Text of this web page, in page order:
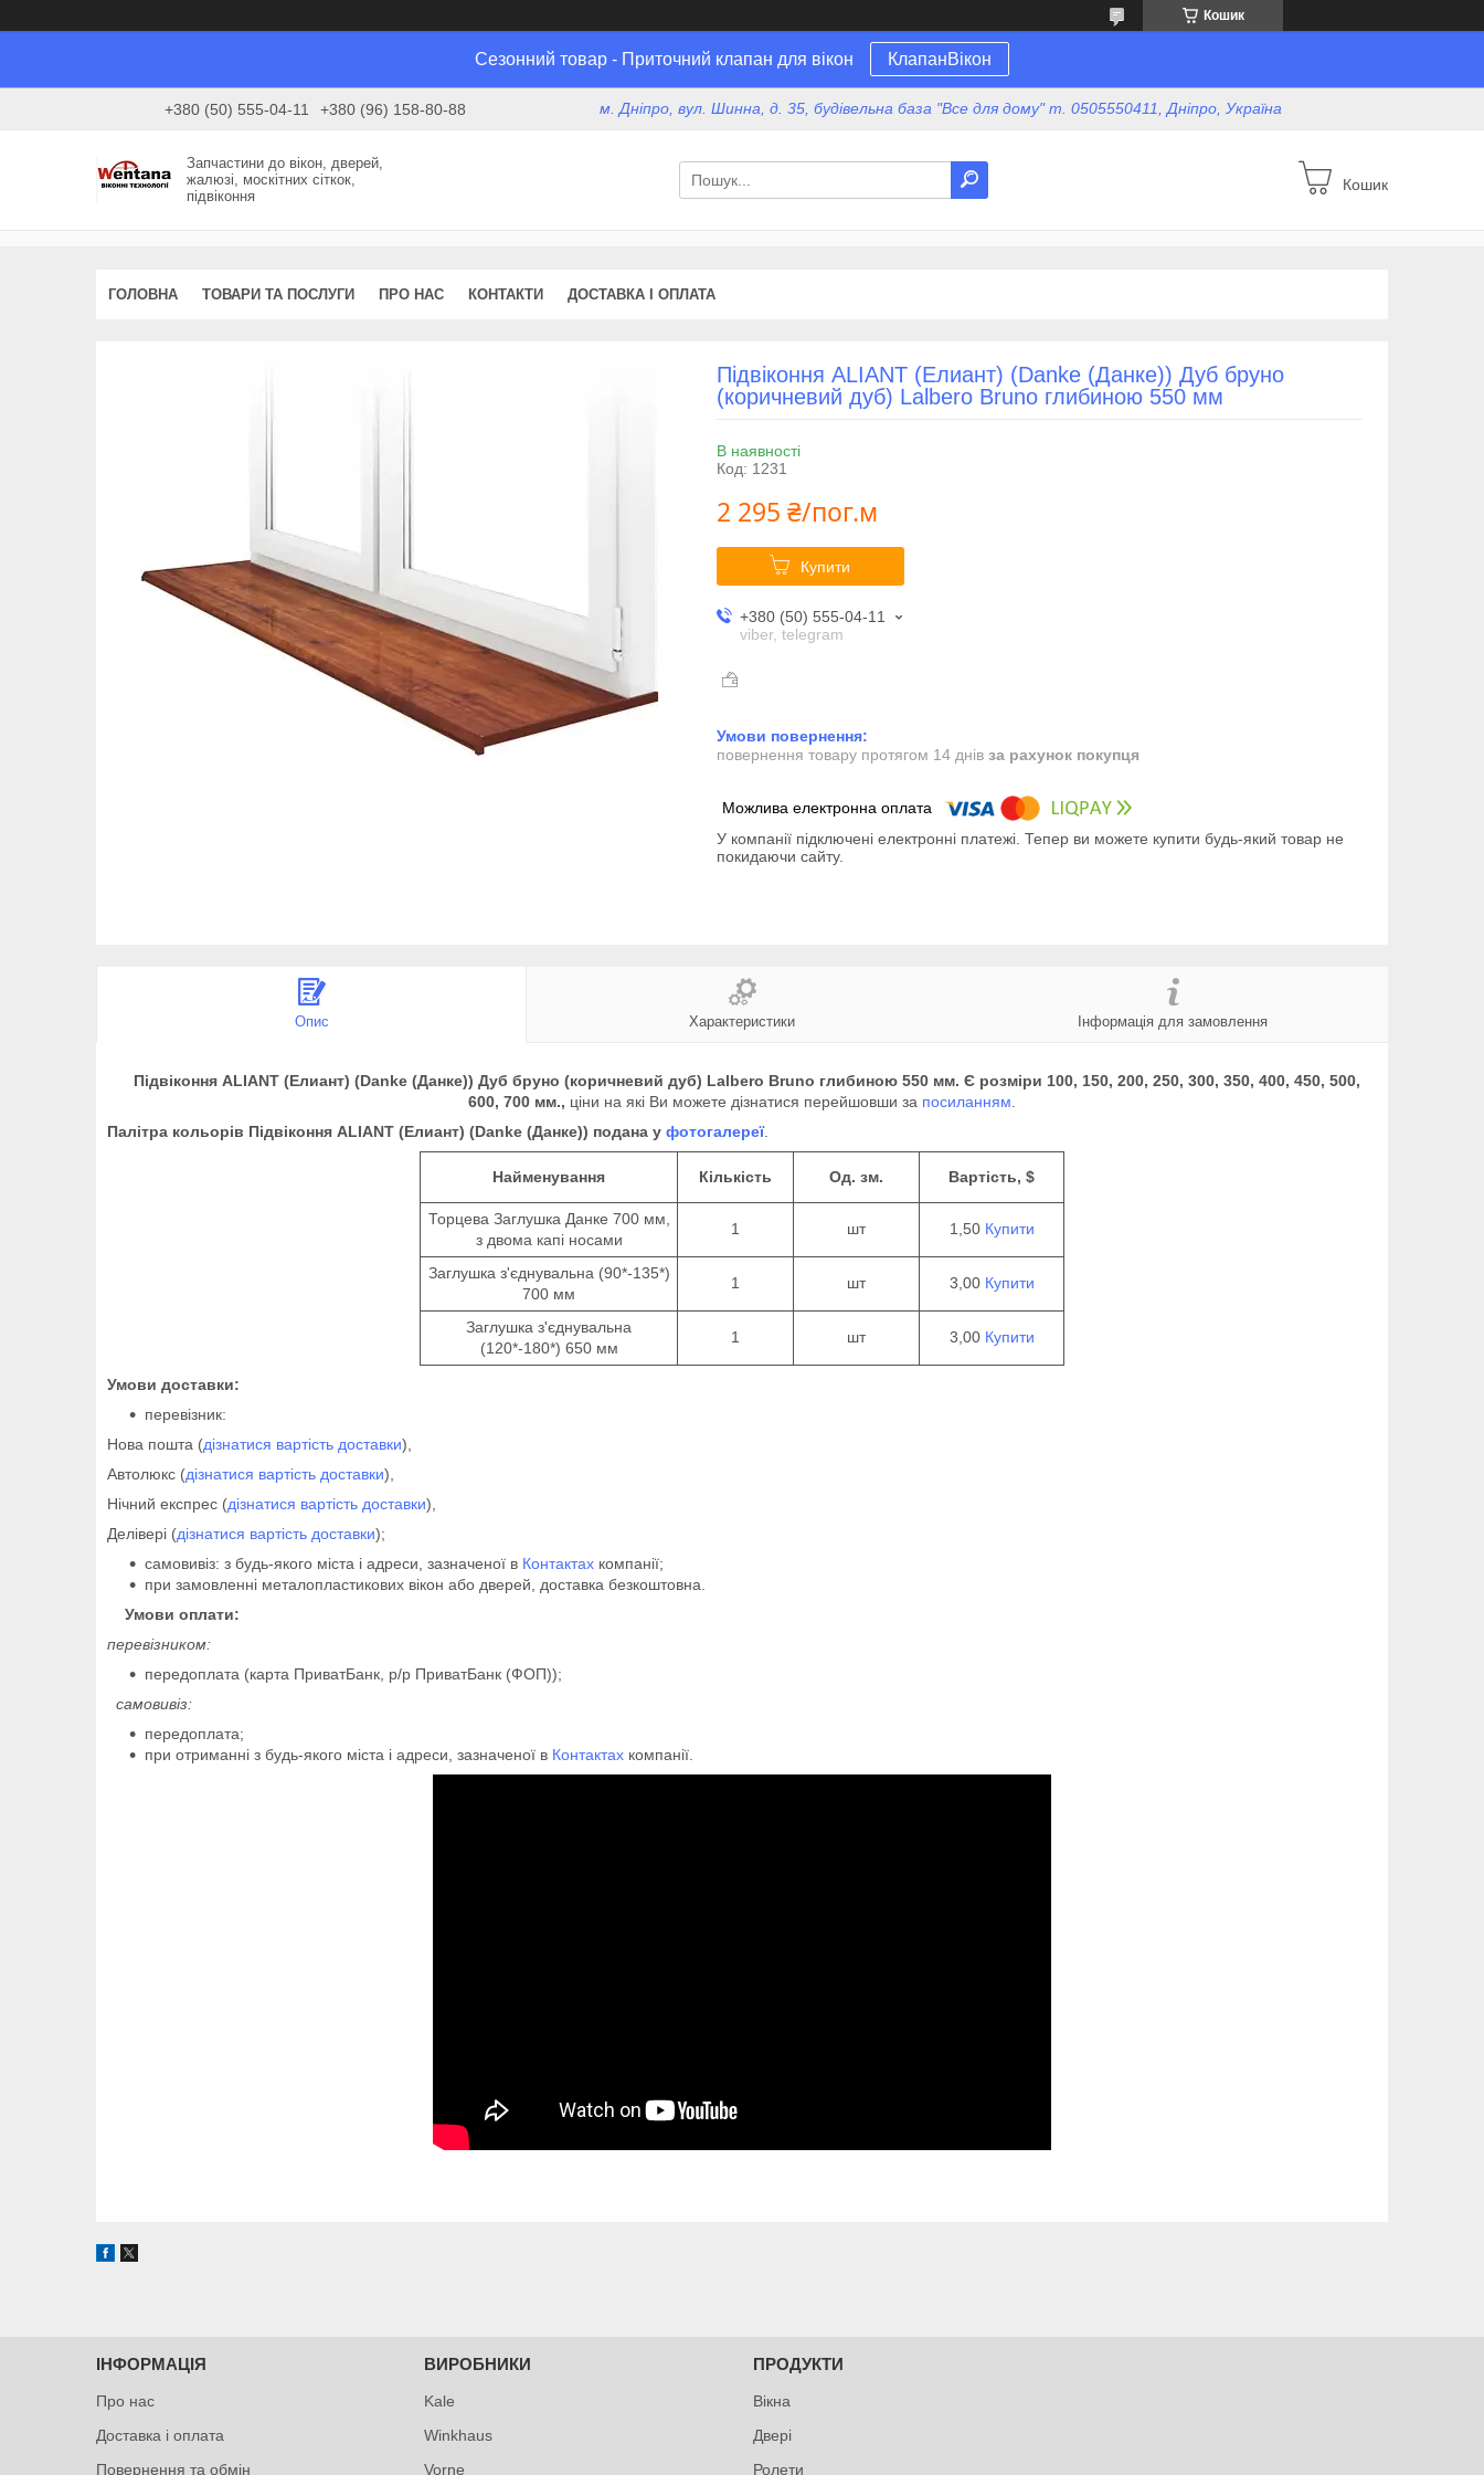
Кошик
Сезонний товар - Приточний клапан для вікон КлапанВікон
+380 (50) 555-04-11 +380 (96) 158-80-88 м. Дніпро, вул. Шинна, д. 35, будівельна база "Все для дому" т. 0505550411, Дніпро, Україна
Запчастини до вікон, дверей,
жалюзі, москітних сіткок,
підвіконня
Кошик
ГОЛОВНА ТОВАРИ ТА ПОСЛУГИ ПРО НАС КОНТАКТИ ДОСТАВКА І ОПЛАТА
Підвіконня ALIANT (Елиант) (Danke (Данке)) Дуб бруно
(коричневий дуб) Lalbero Bruno глибиною 550 мм
В наявності
Код: 1231
2 295 ₴/пог.м
Купити
+380 (50) 555-04-11
viber, telegram
повернення товару протягом 14 днів за рахунок покупця
У компанії підключені електронні платежі. Тепер ви можете купити будь-який товар не
покидаючи сайту.
Опис Характеристики Інформація для замовлення
Підвіконня ALIANT (Елиант) (Danke (Данке)) Дуб бруно (коричневий дуб) Lalbero Bruno глибиною 550 мм. Є розміри 100, 150, 200, 250, 300, 350, 400, 450, 500,
600, 700 мм., ціни на які Ви можете дізнатися перейшовши за посиланням
Палітра кольорів Підвіконня ALIANT (Елиант) (Danke (Данке)) подана у фотогалереї.
Найменування Кількість Од. зм. Вартість, $
Торцева Заглушка Данке 700 мм,
з двома капі носами
1 шт 1,50 Купити
Заглушка з'єднувальна (90*-135*)
700 мм
1 шт 3,00 Купити
Заглушка з'єднувальна
(120*-180*) 650 мм
1 шт 3,00 Купити
Умови доставки:
перевізник:
Нова пошта (дізнатися вартість доставки),
Автолюкс (дізнатися вартість доставки),
Нічний експрес (дізнатися вартість доставки),
Делівері (дізнатися вартість доставки);
самовивіз: з будь-якого міста і адреси, зазначеної в Контактах компанії;
при замовленні металопластикових вікон або дверей, доставка безкоштовна.
Умови оплати:
перевізником:
передоплата (карта ПриватБанк, р/р ПриватБанк (ФОП));
самовивіз:
передоплата;
при отриманні з будь-якого міста і адреси, зазначеної в Контактах компанії.
ІНФОРМАЦІЯ
Про нас
Доставка і оплата
Повернення та обмін
ВИРОБНИКИ
Kale
Winkhaus
Vorne
ПРОДУКТИ
Вікна
Двері
Ролети